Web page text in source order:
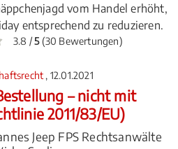
vom Handel erhöht,
entsprechend zu reduzieren.
3.8 /5(30 Bewertungen)
, 12.01.2021
– nicht mit
2011/83/EU)
Jeep FPS Rechtsanwälte